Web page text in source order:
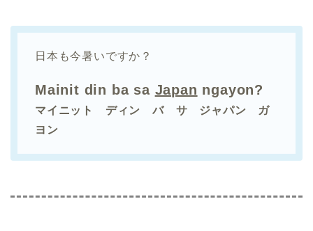
日本も今暑いですか？
Mainit din ba sa Japan ngayon?
マイニット ディン バ サ ジャパン ガ
ヨン